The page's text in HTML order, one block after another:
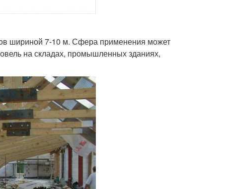
шириной 7-10 м. Сфера применения может
на складах, промышленных зданиях,